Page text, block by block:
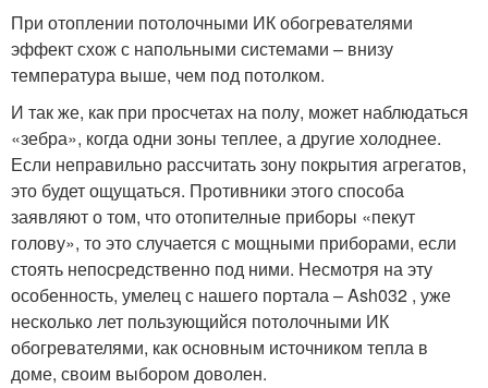
При отоплении потолочными ИК обогревателями
эффект схож с напольными системами – внизу
температура выше, чем под потолком.
И так же, как при просчетах на полу, может наблюдаться
«зебра», когда одни зоны теплее, а другие холоднее.
Если неправильно рассчитать зону покрытия агрегатов,
это будет ощущаться. Противники этого способа
заявляют о том, что отопителные приборы «пекут
голову», то это случается с мощными приборами, если
стоять непосредственно под ними. Несмотря на эту
особенность, умелец с нашего портала – Ash032 , уже
несколько лет пользующийся потолочными ИК
обогревателями, как основным источником тепла в
доме, своим выбором доволен.